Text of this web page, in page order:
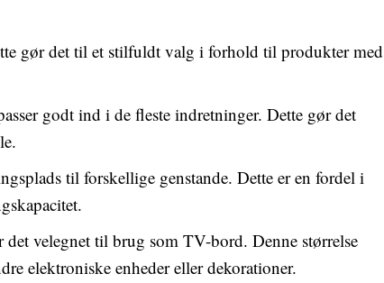
gør det til et stilfuldt valg i forhold til produkter med
godt ind i de fleste indretninger. Dette gør det
til forskellige genstande. Dette er en fordel i
velegnet til brug som TV-bord. Denne størrelse
elektroniske enheder eller dekorationer.